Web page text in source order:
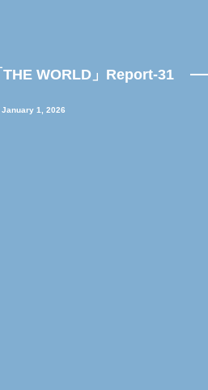
WORLD」Report-31
January 1 2026